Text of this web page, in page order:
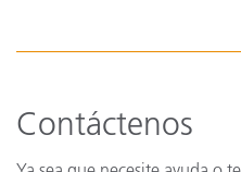
Contáctenos